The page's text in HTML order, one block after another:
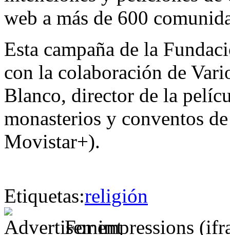
web a más de 600
Esta campaña de la
con la colaboración de
Blanco, director de la
monasterios y conventos
Movistar+).
Etiquetas:religión
For impressions